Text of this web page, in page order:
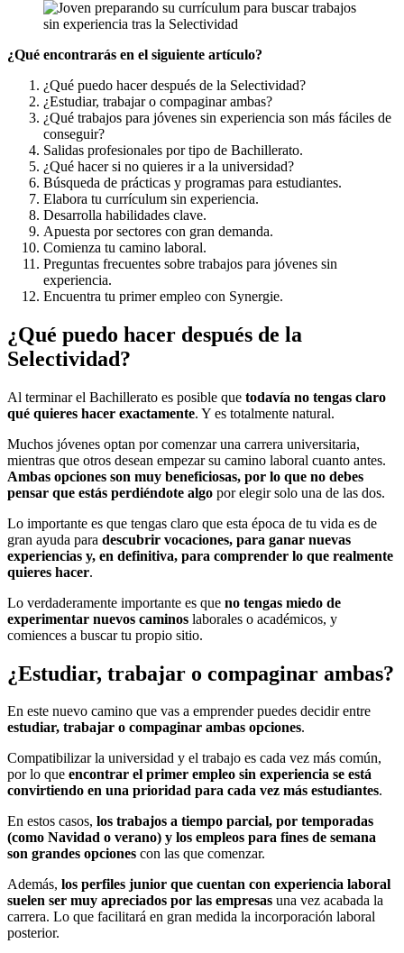
¿Qué encontrarás en el siguiente artículo?
¿Qué puedo hacer después de la Selectividad?
¿Estudiar, trabajar o compaginar ambas?
¿Qué trabajos para jóvenes sin experiencia son más fáciles de
conseguir?
Salidas profesionales por tipo de Bachillerato.
¿Qué hacer si no quieres ir a la universidad?
Búsqueda de prácticas y programas para estudiantes.
Elabora tu currículum sin experiencia.
Desarrolla habilidades clave.
Apuesta por sectores con gran demanda.
Comienza tu camino laboral.
Preguntas frecuentes sobre trabajos para jóvenes sin
experiencia.
Encuentra tu primer empleo con Synergie.
¿Qué puedo hacer después de la
Selectividad?
Al terminar el Bachillerato es posible que todavía no tengas claro
qué quieres hacer exactamente. Y es totalmente natural.
Muchos jóvenes optan por comenzar una carrera universitaria,
mientras que otros desean empezar su camino laboral cuanto antes.
Ambas opciones son muy beneficiosas, por lo que no debes
pensar que estás perdiéndote algo por elegir solo una de las dos.
Lo importante es que tengas claro que esta época de tu vida es de
gran ayuda para descubrir vocaciones, para ganar nuevas
experiencias y, en definitiva, para comprender lo que realmente
quieres hacer.
Lo verdaderamente importante es que no tengas miedo de
experimentar nuevos caminos laborales o académicos, y
comiences a buscar tu propio sitio.
¿Estudiar, trabajar o compaginar ambas?
En este nuevo camino que vas a emprender puedes decidir entre
estudiar, trabajar o compaginar ambas opciones.
Compatibilizar la universidad y el trabajo es cada vez más común,
por lo que encontrar el primer empleo sin experiencia se está
convirtiendo en una prioridad para cada vez más estudiantes.
En estos casos, los trabajos a tiempo parcial, por temporadas
(como Navidad o verano) y los empleos para fines de semana
son grandes opciones con las que comenzar.
Además, los perfiles junior que cuentan con experiencia laboral
suelen ser muy apreciados por las empresas una vez acabada la
carrera. Lo que facilitará en gran medida la incorporación laboral
posterior.